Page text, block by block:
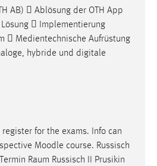
AB)  Ablösung der OTH App
 Implementierung
 Medientechnische Aufrüstung
hybride und digitale
for the exams. Info can
Moodle course. Russisch
Raum Russisch II Prusikin